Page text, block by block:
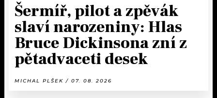
Šermíř, pilot a zpěvák
slaví narozeniny: Hlas
Bruce Dickinsona zní z
pětadvaceti desek
MICHAL PLŠEK / 07. 08. 2026